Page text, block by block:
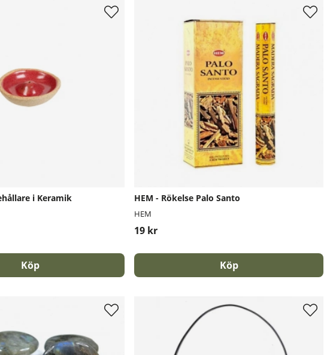
i Keramik
Köp
HEM - Rökelse Palo Santo
HEM
19 kr
Köp